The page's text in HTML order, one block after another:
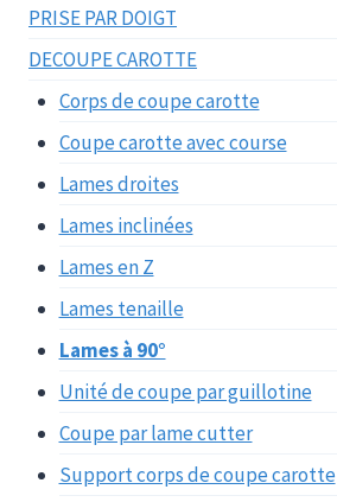
PRISE PAR DOIGT
DECOUPE CAROTTE
Corps de coupe carotte
Coupe carotte avec course
Lames droites
Lames inclinées
Lames en Z
Lames tenaille
Lames à 90°
Unité de coupe par guillotine
Coupe par lame cutter
Support corps de coupe carotte